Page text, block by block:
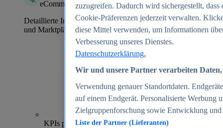
eCommerce Insights
Detaillierte Informationen zu mehr als 39.000 Online-Shops
und Marktplätzen
70+
KPIs pro Shop
zuzugreifen. Dadurch wird sichergestellt,
Cookie-Präferenzen jederzeit verwalten.
diese Mittel verwenden, um Informationen
Verbesserung unseres Dienstes.
Datenschutzerklärung.
Wir und unsere Partner verarbeiten
Verwendung genauer Standortdaten.
auf einem Endgerät. Personalisierte Werbung
Zielgruppenforschung sowie Entwicklung
Liste der Partner (Lieferanten)